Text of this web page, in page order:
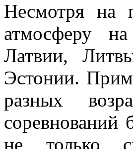
Несмотря на
атмосферу
Латвии,
Эстонии.
разных
соревнований
не только